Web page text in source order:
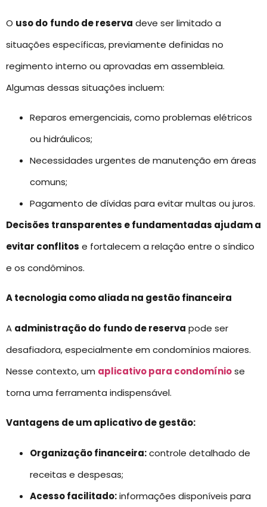
O uso do fundo de reserva deve ser limitado a
situações específicas, previamente definidas no
regimento interno ou aprovadas em assembleia.
Algumas dessas situações incluem:
Reparos emergenciais, como problemas elétricos
ou hidráulicos;
Necessidades urgentes de manutenção em áreas
comuns;
Pagamento de dívidas para evitar multas ou juros.
Decisões transparentes e fundamentadas ajudam a
evitar conflitos e fortalecem a relação entre o síndico
e os condôminos.
A tecnologia como aliada na gestão financeira
A administração do fundo de reserva pode ser
desafiadora, especialmente em condomínios maiores.
Nesse contexto, um aplicativo para condomíniose
torna uma ferramenta indispensável.
Vantagens de um aplicativo de gestão:
Organização financeira:controle detalhado de
receitas e despesas;
Acesso facilitado:informações disponíveis para